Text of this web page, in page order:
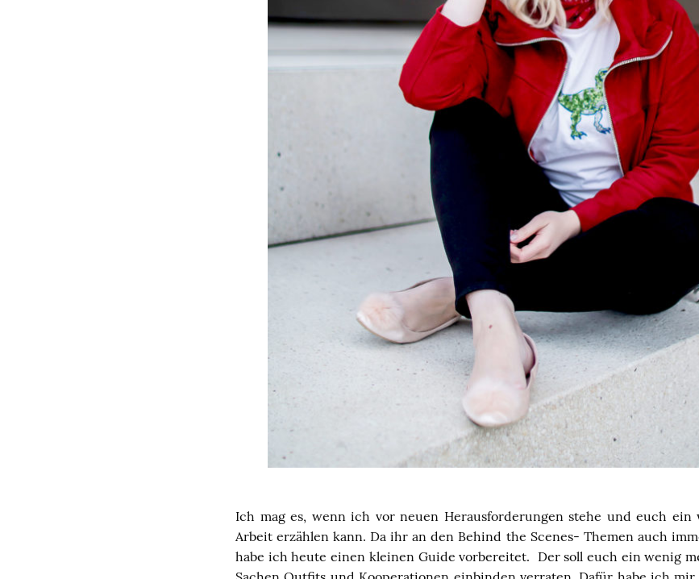
Ich mag es, wenn ich vor neuen Herausforderungen stehe und euch
Arbeit erzählen kann. Da ihr an den Behind the Scenes- Themen auch
habe ich heute einen kleinen Guide vorbereitet. Der soll euch ein wenig